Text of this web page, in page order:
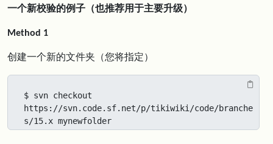
一个新校验的例子（也推荐用于主要升级）
Method 1
创建一个新的文件夹（您将指定）
$ svn checkout
https://svn.code.sf.net/p/tikiwiki/code/branche
s/15.x mynewfolder